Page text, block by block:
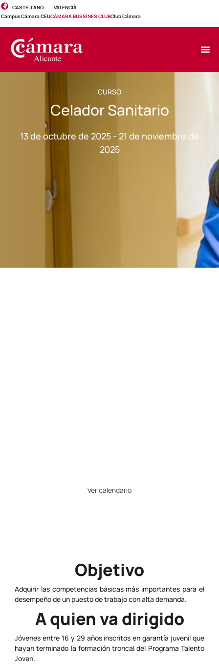
CASTELLANO
VALENCIÀ
Campus Cámara CEUCÁMARA BUSSINES CLUBClub Cámara
CURSO
Celador Sanitario
13 de octubre de 2025 - 21 de noviembre de
2025
Ver calendario
Objetivo
Adquirir las competencias básicas más importantes para el
desempeño de un puesto de trabajo con alta demanda.
A quien va dirigido
Jóvenes entre 16 y 29 años inscritos en garantía juvenil que
hayan terminado la formación troncal del Programa Talento
Joven.